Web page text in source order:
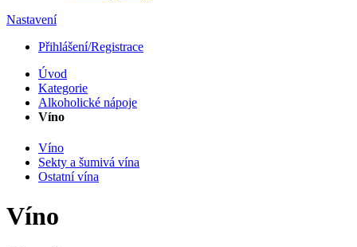
Nastavení
Přihlášení/Registrace
Úvod
Kategorie
Alkoholické nápoje
Víno
Víno
Sekty a šumivá vína
Ostatní vína
Víno